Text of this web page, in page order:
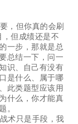
，但你真的会刷
，但成绩还是不
一步，那就是总
总结一下，问一
识、自己有没有
是什么、属于哪
此类题型应该用
什么，你才能真
。
术只是手段，我